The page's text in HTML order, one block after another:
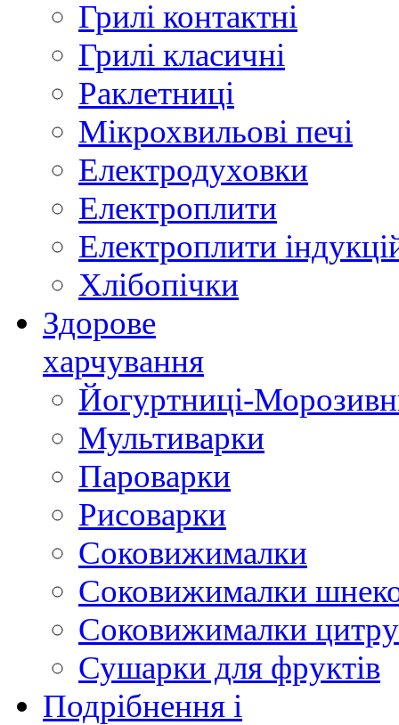
Грилі контактні
Грилі класичні
Раклетниці
Мікрохвильові печі
Електродуховки
Електроплити
Електроплити
Хлібопічки
Здорове
харчування
Йогуртниці-
Мультиварки
Пароварки
Рисоварки
Соковижималки
Соковижималки
Соковижималки
Сушарки для фруктів
Подрібнення і